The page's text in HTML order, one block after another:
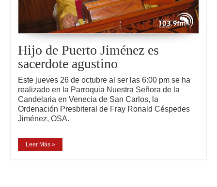
Hijo de Puerto Jiménez es
sacerdote agustino
Este jueves 26 de octubre al ser las 6:00 pm se ha
realizado en la Parroquia Nuestra Señora de la
Candelaria en Venecia de San Carlos, la
Ordenación Presbiteral de Fray Ronald Céspedes
Jiménez, OSA.
Leer Más »